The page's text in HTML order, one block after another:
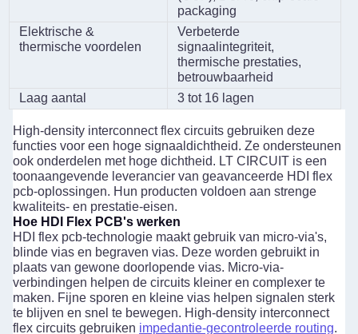
packaging
Elektrische &
thermische voordelen
Verbeterde
signaalintegriteit,
thermische prestaties,
betrouwbaarheid
Laag aantal
3 tot 16 lagen
High-density interconnect flex circuits gebruiken deze
functies voor een hoge signaaldichtheid. Ze ondersteunen
ook onderdelen met hoge dichtheid. LT CIRCUIT is een
toonaangevende leverancier van geavanceerde HDI flex
pcb-oplossingen. Hun producten voldoen aan strenge
kwaliteits- en prestatie-eisen.
Hoe HDI Flex PCB's werken
HDI flex pcb-technologie maakt gebruik van micro-via's,
blinde vias en begraven vias. Deze worden gebruikt in
plaats van gewone doorlopende vias. Micro-via-
verbindingen helpen de circuits kleiner en complexer te
maken. Fijne sporen en kleine vias helpen signalen sterk
te blijven en snel te bewegen. High-density interconnect
flex circuits gebruiken impedantie-gecontroleerde routing.